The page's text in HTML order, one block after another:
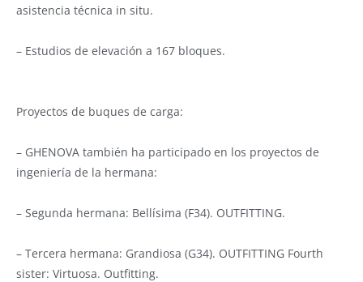
asistencia técnica in situ.
– Estudios de elevación a 167 bloques.
Proyectos de buques de carga:
– GHENOVA también ha participado en los proyectos de
ingeniería de la hermana:
– Segunda hermana: Bellísima (F34). OUTFITTING.
– Tercera hermana: Grandiosa (G34). OUTFITTING Fourth
sister: Virtuosa. Outfitting.